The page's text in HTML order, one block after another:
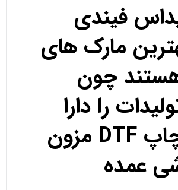
فیندی
مارک های
چون
را دارا
هستند چاپ DTF مزون
عمده